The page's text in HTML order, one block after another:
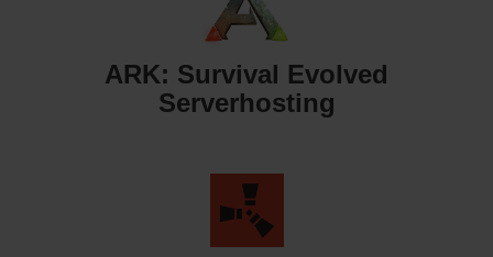
ARK: Survival Evolved
Serverhosting